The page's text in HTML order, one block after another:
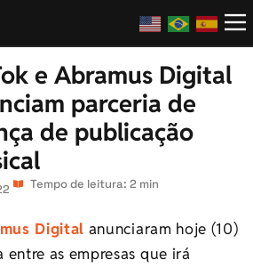
e Abramus Digital
parceria de
de publicação
Tempo de leitura: 2 min
Digital anunciaram hoje (10)
as empresas que irá